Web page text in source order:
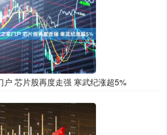
户 芯片股再度走强 寒武纪涨超5%